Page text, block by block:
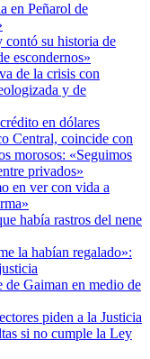
en Peñarol de
contó su historia de
escondernos»
de la crisis con
y de
en dólares
Central, coincide con
morosos: «Seguimos
privados»
en ver con vida a
había rastros del nene
la habían regalado»:
Gaiman en medio de
piden a la Justicia
si no cumple la Ley